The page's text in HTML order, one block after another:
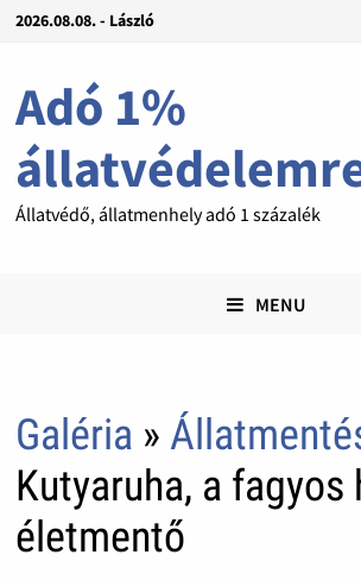
2026.08.08. - László
Adó 1%
Állatvédő, állatmenhely adó 1 százalék
MENU
Galéria »
Kutyaruha, a fagyos
életmentő